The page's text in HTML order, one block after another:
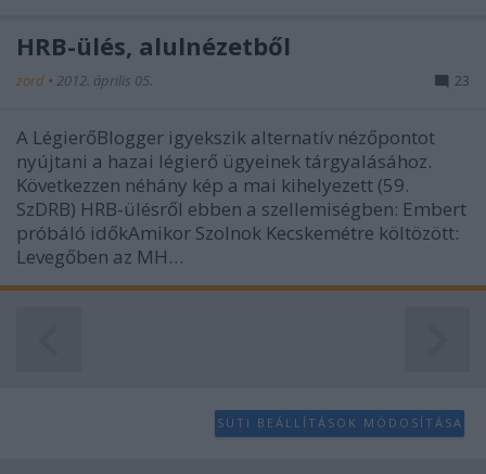
HRB-ülés, alulnézetből
zord • 2012. április 05. 23
A LégierőBlogger igyekszik alternatív nézőpontot
nyújtani a hazai légierő ügyeinek tárgyalásához.
Következzen néhány kép a mai kihelyezett (59.
SzDRB) HRB-ülésről ebben a szellemiségben: Embert
próbáló időkAmikor Szolnok Kecskemétre költözött:
Levegőben az MH…
SÜTI BEÁLLÍTÁSOK MÓDOSÍTÁSA